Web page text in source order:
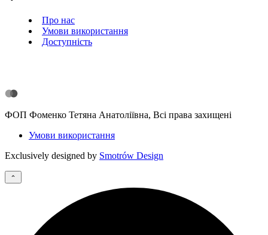
Про нас
Умови використання
Доступність
ФОП Фоменко Тетяна Анатоліївна, Всі права захищені
Умови використання
Exclusively designed by Smotrów Design